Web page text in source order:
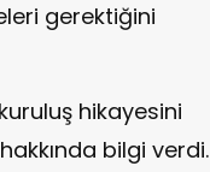
gerektiğini
hikayesini
bilgi verdi.